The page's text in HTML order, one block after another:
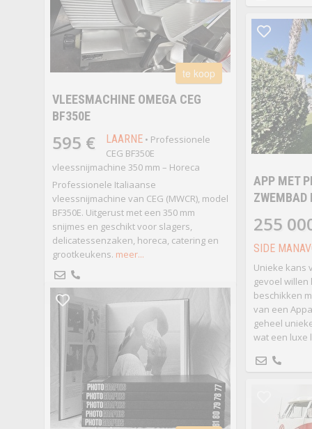
te koop
VLEESMACHINE OMEGA CEG
BF350E
595 € LAARNE• Professionele
CEG BF350E
vleessnijmachine 350 mm – Horeca
Professionele Italiaanse
vleessnijmachine van CEG (MWCR), model
BF350E. Uitgerust met een 350 mm
snijmes en geschikt voor slagers,
delicatessenzaken, horeca, catering en
grootkeukens. meer...
APP MET
ZWEMBAD
255
SIDE
Unieke kans
gevoel
beschikken
van een
geheel
wat een luxe